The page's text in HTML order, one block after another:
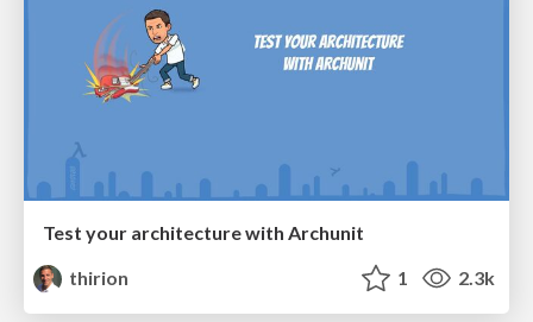
Test your architecture with Archunit
thirion
1 2.3k